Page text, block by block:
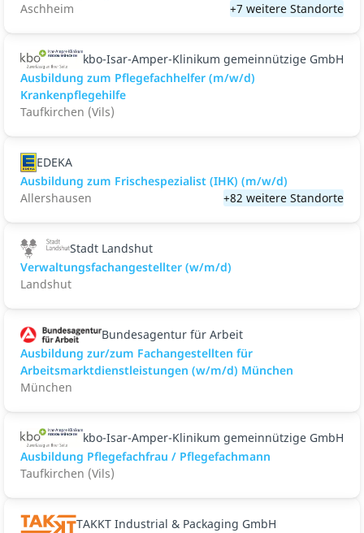
Aschheim
+7 weitere Standorte
kbo-Isar-Amper-Klinikum gemeinnützige GmbH
Ausbildung zum Pflegefachhelfer (m/w/d)
Krankenpflegehilfe
Taufkirchen (Vils)
EDEKA
Ausbildung zum Frischespezialist (IHK) (m/w/d)
Allershausen
+82 weitere Standorte
Stadt Landshut
Verwaltungsfachangestellter (w/m/d)
Landshut
Bundesagentur für Arbeit
Ausbildung zur/zum Fachangestellten für
Arbeitsmarktdienstleistungen (w/m/d) München
München
kbo-Isar-Amper-Klinikum gemeinnützige GmbH
Ausbildung Pflegefachfrau / Pflegefachmann
Taufkirchen (Vils)
TAKKT Industrial & Packaging GmbH